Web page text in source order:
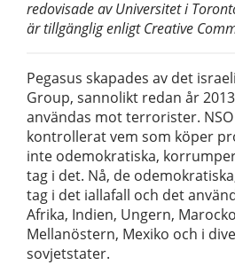
redovisade av Universitet i
är tillgänglig enligt Creative
Pegasus skapades av det
Group, sannolikt redan år
användas mot terrorister.
kontrollerat vem som köper
inte odemokratiska,
tag i det. Nå, de
tag i det iallafall och det
Afrika, Indien, Ungern,
Mellanöstern, Mexiko och i
sovjetstater.